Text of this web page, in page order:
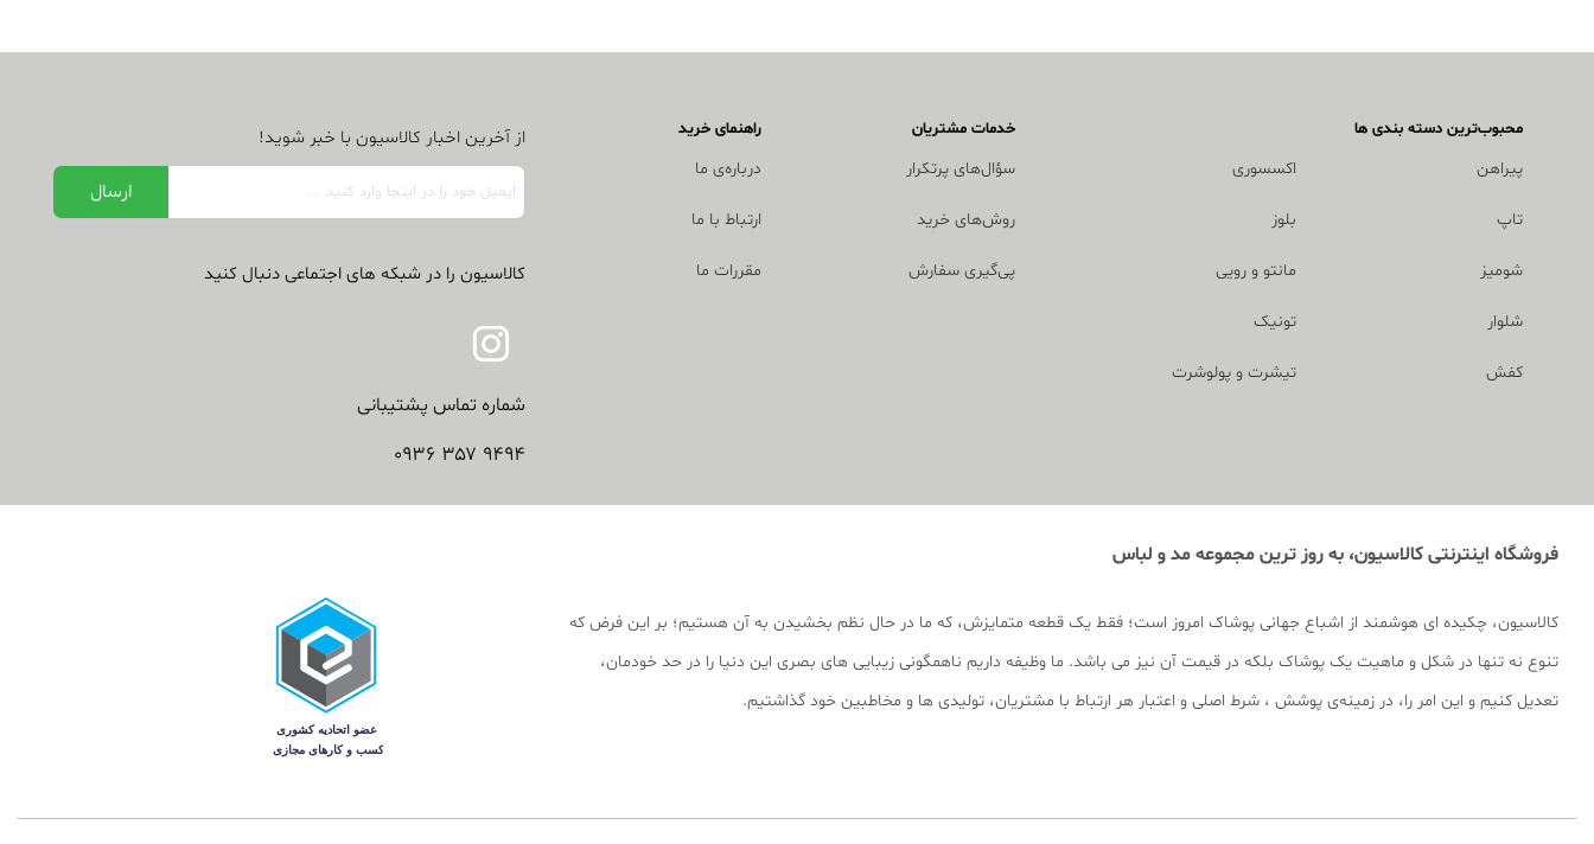
محبوب‌ترین دسته بندی ها
پیراهن
تاپ
شومیز
شلوار
کفش
اکسسوری
بلوز
مانتو و رویی
تونیک
تیشرت و پولوشرت
خدمات مشتریان
سؤال‌های پرتکرار
روش‌های خرید
پی‌گیری سفارش
راهنمای خرید
درباره‌ی ما
ارتباط با ما
مقررات ما
از آخرین اخبار کالاسیون با خبر شوید!
کالاسیون را در شبکه های اجتماعی دنبال کنید
شماره تماس پشتیبانی
۹۴۹۴ ۳۵۷ ۰۹۳۶
فروشگاه اینترنتی کالاسیون، به روز ترین مجموعه مد و لباس
کالاسیون، چکیده ای هوشمند از اشباع جهانی پوشاک امروز است؛ فقط یک قطعه متمایزش، که ما در حال نظم بخشیدن به آن هستیم؛ بر این فرض که
تنوع نه تنها در شکل و ماهیت یک پوشاک بلکه در قیمت آن نیز می باشد. ما وظیفه داریم ناهمگونی زیبایی های بصری این دنیا را در حد خودمان،
تعدیل کنیم و این امر را، در زمینه‌ی پوشش ، شرط اصلی و اعتبار هر ارتباط با مشتریان، تولیدی ها و مخاطبین خود گذاشتیم.